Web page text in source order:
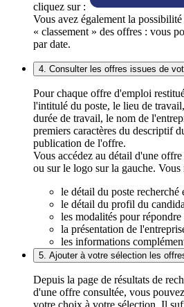
cliquez sur :
Vous avez également la
« classement » des offres : vous
par date.
4. Consulter les offres issues de
Pour chaque offre d'emploi
l'intitulé du poste, le lieu de
durée de travail, le nom de
premiers caractères du descriptif
publication de l'offre.
Vous accédez au détail d'une
ou sur le logo sur la gauche. Vous
le détail du poste recherché
le détail du profil du
les modalités pour
la présentation de
les informations
5. Ajouter à votre sélection les
Depuis la page de résultats de
d'une offre consultée, vous
votre choix à votre sélection. Il